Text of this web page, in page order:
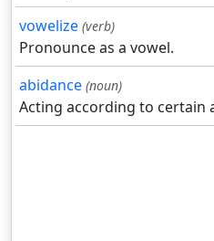
vowelize (verb)
Pronounce as a vowel.
abidance (noun)
Acting according to certain